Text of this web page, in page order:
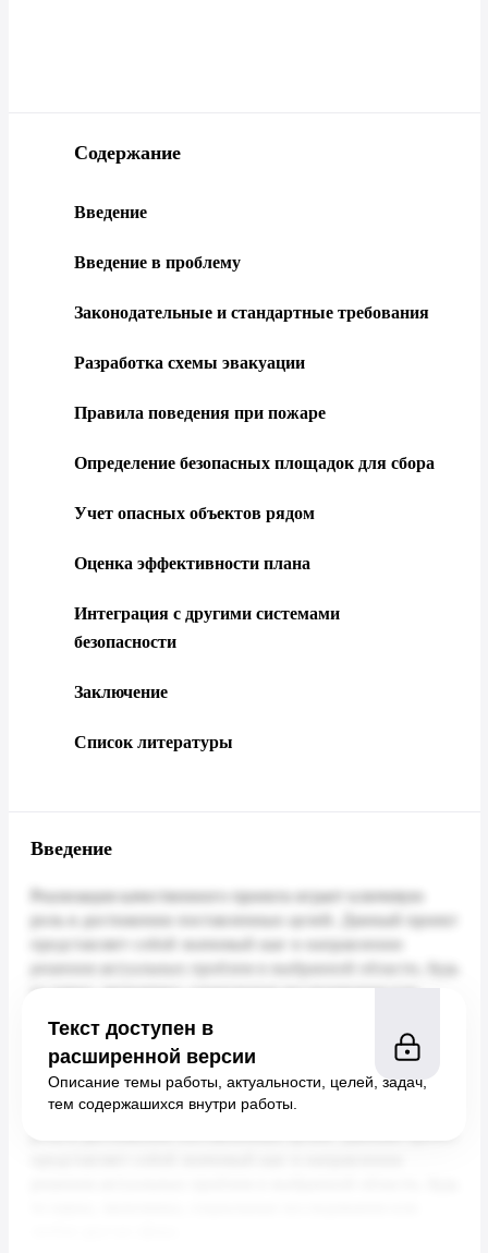
Содержание
Введение
Введение в проблему
Законодательные и стандартные требования
Разработка схемы эвакуации
Правила поведения при пожаре
Определение безопасных площадок для сбора
Учет опасных объектов рядом
Оценка эффективности плана
Интеграция с другими системами
безопасности
Заключение
Список литературы
Введение
Текст доступен в
расширенной версии
Описание темы работы, актуальности, целей, задач,
тем содержашихся внутри работы.